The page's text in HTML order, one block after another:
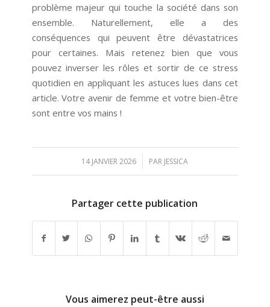
problème majeur qui touche la société dans son
ensemble. Naturellement, elle a des
conséquences qui peuvent être dévastatrices
pour certaines. Mais retenez bien que vous
pouvez inverser les rôles et sortir de ce stress
quotidien en appliquant les astuces lues dans cet
article. Votre avenir de femme et votre bien-être
sont entre vos mains !
14 JANVIER 2026
/ PAR JESSICA
Partager cette publication
Vous aimerez peut-être aussi